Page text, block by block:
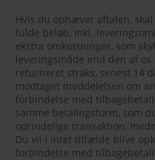
Hvis du ophæver aftalen,
fulde beløb, inkl.
ekstra omkostninger, som
leveringsmåde end den af
returneret straks, senest 14
modtaget meddelelsen om
forbindelse med
samme betalingsform, som
oprindelige transaktion,
Du vil i intet tilfælde blive
forbindelse med